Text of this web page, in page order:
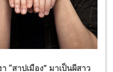
าปเมือง” มาเป็นผีสาว